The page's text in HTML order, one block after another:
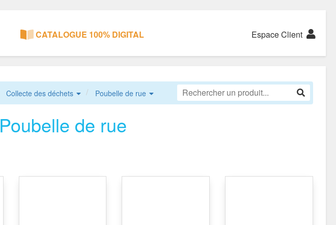
CATALOGUE 100% DIGITAL Espace Client
Collecte des déchets Poubelle de rue
Poubelle de rue